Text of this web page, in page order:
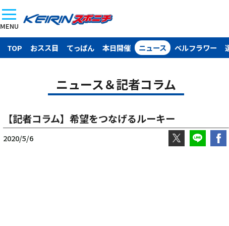
MENU
TOP おスス目 てっぱん 本日開催 ニュース ベルフラワー
ニュース＆記者コラム
【記者コラム】希望をつなげるルーキー
2020/5/6